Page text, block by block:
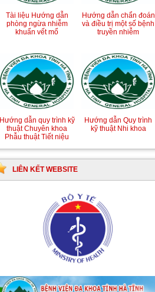
Tài liệu Hướng dẫn
phòng ngừa nhiễm
khuẩn vết mổ
Hướng dẫn chẩn đoán
và điều trị một số bệnh
truyền nhiễm
Hướng dẫn quy trình kỹ
thuật Chuyên khoa
Phẫu thuật Tiết niệu
Hướng dẫn Quy trình
kỹ thuật Nhi khoa
LIÊN KẾT WEBSITE